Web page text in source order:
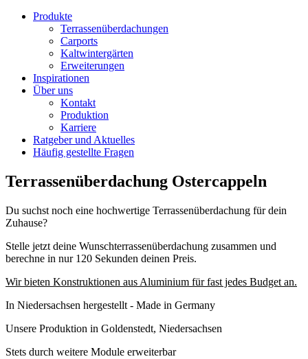
Produkte
Terrassenüberdachungen
Carports
Kaltwintergärten
Erweiterungen
Inspirationen
Über uns
Kontakt
Produktion
Karriere
Ratgeber und Aktuelles
Häufig gestellte Fragen
Terrassenüberdachung Ostercappeln
Du suchst noch eine hochwertige Terrassenüberdachung für dein
Zuhause?
Stelle jetzt deine Wunschterrassenüberdachung zusammen und
berechne in nur 120 Sekunden deinen Preis.
Wir bieten Konstruktionen aus Aluminium für fast jedes Budget an.
In Niedersachsen hergestellt - Made in Germany
Unsere Produktion in Goldenstedt, Niedersachsen
Stets durch weitere Module erweiterbar